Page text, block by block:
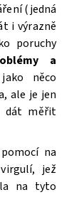
(jedná
i výrazně
poruchy
a
něco
ale je jen
dát měřit
na
jež
na tyto